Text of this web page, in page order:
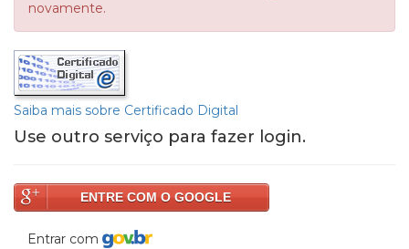
novamente.
Saiba mais sobre Certificado Digital
Use outro serviço para fazer login.
ENTRE COM O GOOGLE
Entrar com